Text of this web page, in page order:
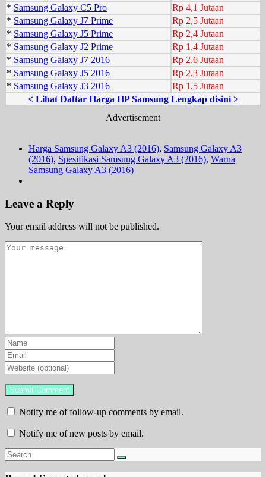
* Samsung Galaxy C5 Pro
Rp 4,1 Jutaan
* Samsung Galaxy J7 Prime
Rp 2,5 Jutaan
* Samsung Galaxy J5 Prime
Rp 2,4 Jutaan
* Samsung Galaxy J2 Prime
Rp 1,4 Jutaan
* Samsung Galaxy J7 2016
Rp 2,6 Jutaan
* Samsung Galaxy J5 2016
Rp 2,3 Jutaan
* Samsung Galaxy J3 2016
Rp 1,5 Jutaan
< Lihat Daftar Harga HP Samsung Lengkap disini >
Advertisement
Harga Samsung Galaxy A3 (2016), Samsung Galaxy A3
(2016), Spesifikasi Samsung Galaxy A3 (2016), Warna
Samsung Galaxy A3 (2016)
Leave a Reply
Your email address will not be published.
Notify me of follow-up comments by email.
Notify me of new posts by email.